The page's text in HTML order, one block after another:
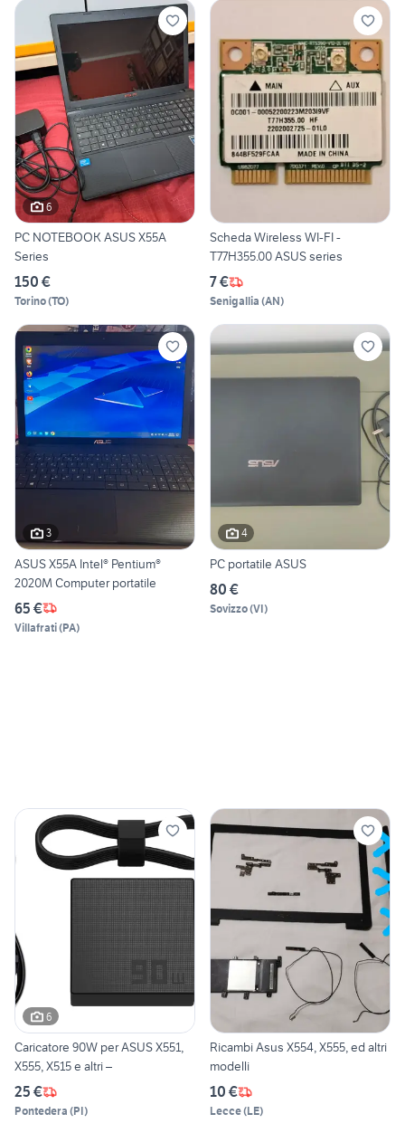
6
PC NOTEBOOK ASUS X55A
Series
150 €
Torino(TO)
Scheda Wireless WI-FI -
T77H355.00 ASUS series
7 €
Senigallia (AN)
3
ASUS X55A Intel® Pentium®
2020M Computer portatile
65 €
Villafrati(PA)
4
PC portatile ASUS
80 €
Sovizzo(VI)
6
Caricatore 90W per ASUS X551,
X555, X515 e altri –
25 €
Pontedera (PI)
Ricambi Asus X554, X555, ed altri
modelli
10 €
Lecce(LE)